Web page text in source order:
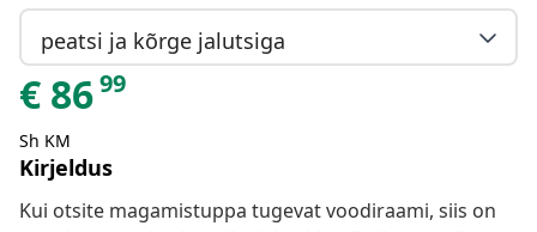
peatsi ja kõrge jalutsiga
€ 8699
Sh KM
Kirjeldus
Kui otsite magamistuppa tugevat voodiraami, siis on